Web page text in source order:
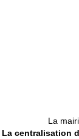
La
La centralisation